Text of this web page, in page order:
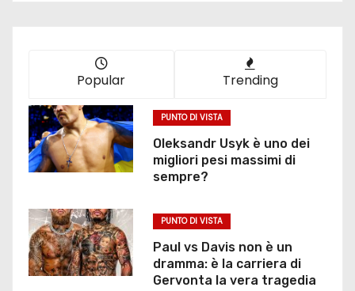
n
e
d
e
g
l
Popular Trending
PUNTO DI VISTA
Oleksandr Usyk è uno dei
migliori pesi massimi di
sempre?
PUNTO DI VISTA
Paul vs Davis non è un
dramma: è la carriera di
Gervonta la vera tragedia